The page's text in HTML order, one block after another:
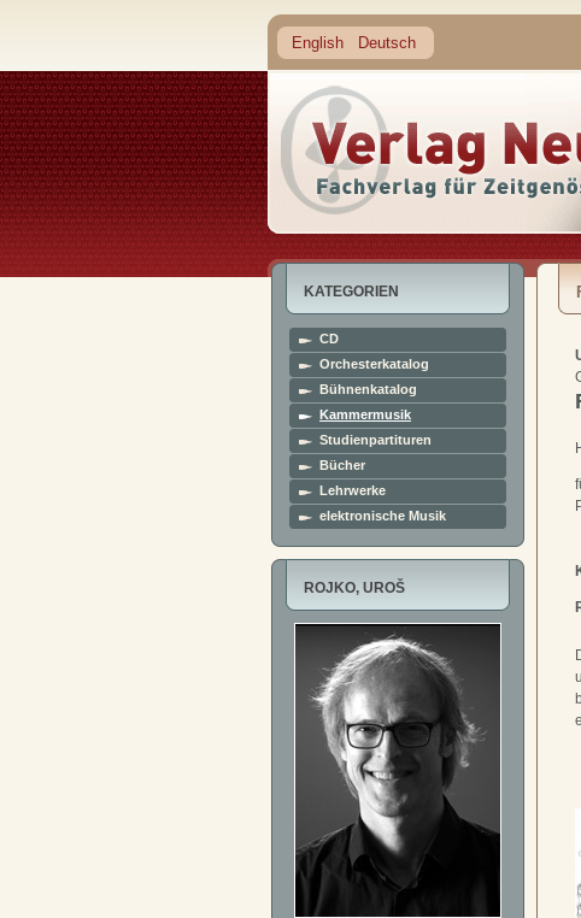
English Deutsch
KATEGORIEN
CD
Orchesterkatalog
Bühnenkatalog
Kammermusik
Studienpartituren
Bücher
Lehrwerke
elektronische Musik
ROJKO, UROŠ